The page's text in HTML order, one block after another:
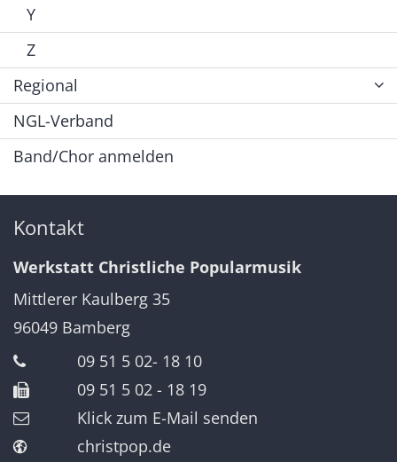
Y
Z
Regional
NGL-Verband
Band/Chor anmelden
Kontakt
Werkstatt Christliche Popularmusik
Mittlerer Kaulberg 35
96049 Bamberg
09 51 5 02- 18 10
09 51 5 02 - 18 19
Klick zum E-Mail senden
christpop.de